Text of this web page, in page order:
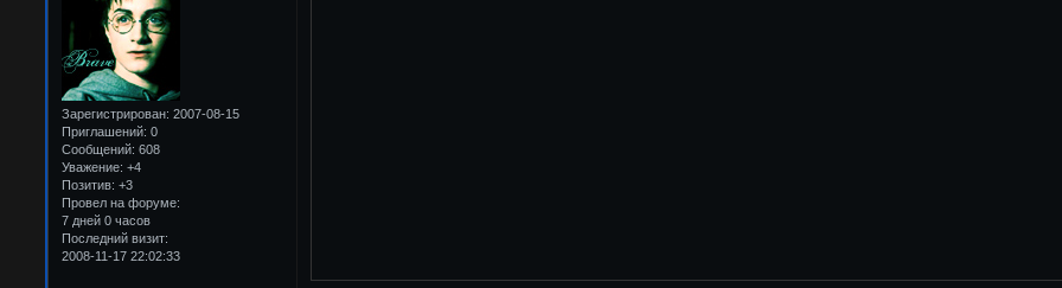
Зарегистрирован: 2007-08-15
Приглашений: 0
Сообщений: 608
Уважение: +4
Позитив: +3
Провел на форуме:
7 дней 0 часов
Последний визит:
2008-11-17 22:02:33